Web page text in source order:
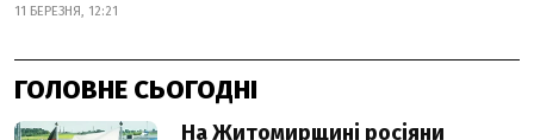
11 БЕРЕЗНЯ, 12:21
ГОЛОВНЕ СЬОГОДНІ
На Житомирщині росіяни